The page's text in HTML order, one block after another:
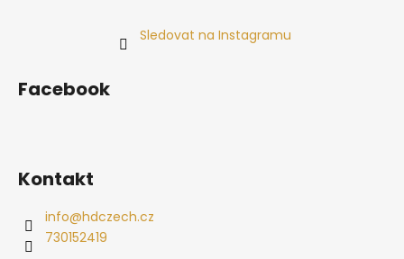
Sledovat na Instagramu
Facebook
Kontakt
info@hdczech.cz
730152419